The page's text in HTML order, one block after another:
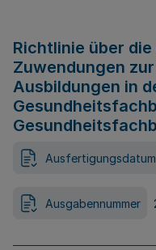
Richtlinie über
Zuwendungen
Ausbildungen in
Ausfertigungsdatum
Ausgabennummer